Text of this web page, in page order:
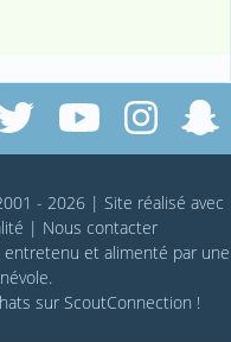
- 2026 | Site réalisé avec
| Nous contacter
entretenu et alimenté par une
sur ScoutConnection !